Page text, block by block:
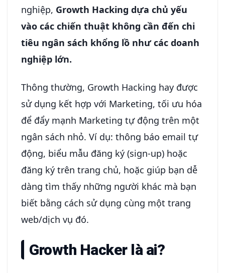
nghiệp, Growth Hacking dựa chủ yếu
vào các chiến thuật không cần đến chi
tiêu ngân sách khổng lồ như các doanh
nghiệp lớn.
Thông thường, Growth Hacking hay được
sử dụng kết hợp với Marketing, tối ưu hóa
để đẩy mạnh Marketing tự động trên một
ngân sách nhỏ. Ví dụ: thông báo email tự
động, biểu mẫu đăng ký (sign-up) hoặc
đăng ký trên trang chủ, hoặc giúp bạn dễ
dàng tìm thấy những người khác mà bạn
biết bằng cách sử dụng cùng một trang
web/dịch vụ đó.
Growth Hacker là ai?